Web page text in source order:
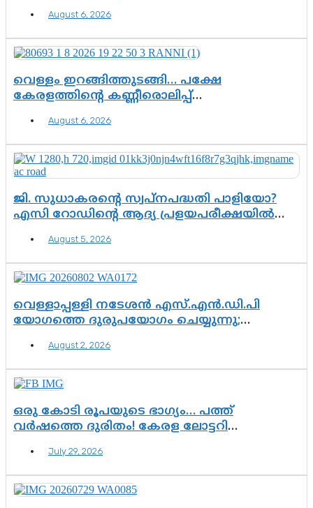
August 6, 2026
വെള്ളം ഇറങ്ങിത്തുടങ്ങി… പക്ഷേ
കേരളത്തിന്റെ കണ്ണീരൊലിപ്പ്
August 6, 2026
ജി. സുധാകരന്റെ സ്വപ്നപദ്ധതി പാളിയോ?
എസി റോഡിന്റെ ആദ്യ പ്രളയപരീക്ഷയിൽ
August 5, 2026
വെള്ളാപ്പള്ളി നടേശൻ എസ്.എൻ.ഡി.പി
യോഗത്തെ ദുരുപയോഗം ചെയ്യുന്നു;
വിഷവിത്ത്: ഗോകുലം ഗോപാലൻ
August 2, 2026
ഒരു കോടി രൂപയുടെ ഭാഗ്യം… പത്ത്
വർഷത്തെ ദുരിതം! കേരള ലോട്ടറി
പോരാട്ടംJuly 29, 2026